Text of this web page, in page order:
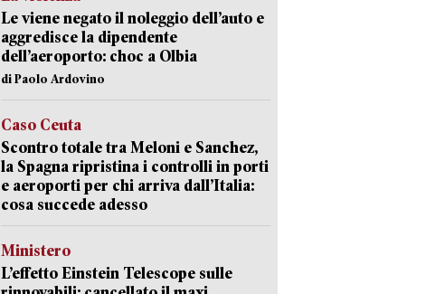
Le viene negato il noleggio dell’auto e
aggredisce la dipendente
dell’aeroporto: choc a Olbia
di Paolo Ardovino
Caso Ceuta
Scontro totale tra Meloni e Sanchez,
la Spagna ripristina i controlli in porti
e aeroporti per chi arriva dall’Italia:
cosa succede adesso
Ministero
L’effetto Einstein Telescope sulle